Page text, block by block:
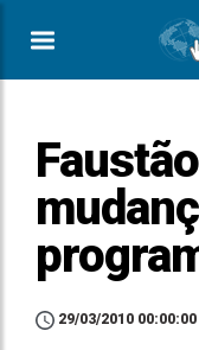
29/03/2010 00:00:00